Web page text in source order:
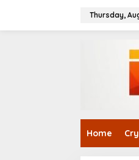
Thursday,
Home